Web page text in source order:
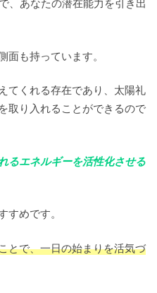
、あなたの潜在能力を引き出
面も持っています。
てくれる存在であり、太陽礼
取り入れることができるので
るエネルギーを活性化させる
すめです。
とで、一日の始まりを活気づ